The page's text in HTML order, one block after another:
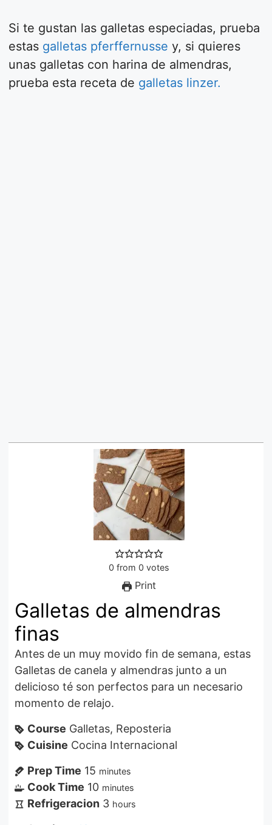
Si te gustan las galletas especiadas, prueba
estas galletas pferffernusse y, si quieres
unas galletas con harina de almendras,
prueba esta receta de galletas linzer.
0 from 0 votes
Print
Galletas de almendras
finas
Antes de un muy movido fin de semana, estas
Galletas de canela y almendras junto a un
delicioso té son perfectos para un necesario
momento de relajo.
Course Galletas, Reposteria
Cuisine Cocina Internacional
Prep Time 15 minutes
Cook Time 10 minutes
Refrigeracion 3 hours